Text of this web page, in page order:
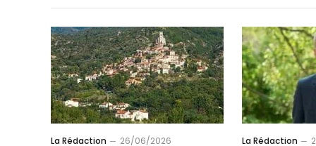
La Rédaction 26/06/2026 La Rédaction